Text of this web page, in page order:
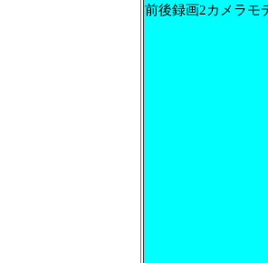
前後録画2カメラモ